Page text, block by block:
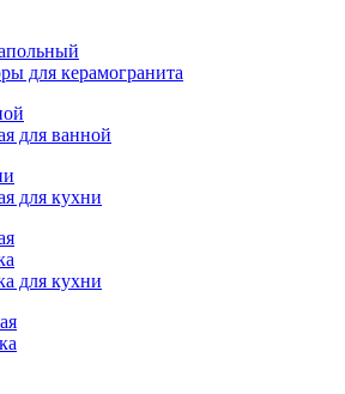
для керамогранита
для ванной
для кухни
для кухни